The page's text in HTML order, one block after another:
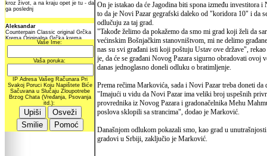
On je istakao da će Jagodina biti spona između investitora i
to da je Novi Pazar gegrafski daleko od "koridora 10" i da
odlučuju za taj grad.
"Takođe želimo da pokažemo da smo mi grad koji želi da
većinskim Bošnjačkim stanovništvom, mi ne delimo
nas su svi građani isti koji poštuju Ustav ove države",
je, da će se građani Novog Pazara sigurno obradovati ovoj
danas jednoglasno doneli odluku o bratimljenje.
Prema rečima Markovića, sada i Novi Pazar treba doneti
"Imajući u vidu da Novi Pazar ima veliki broj uspešnih
provrednika iz Novog Pazara i gradonačelnika Mehu
poslova sklopili sa strancima", dodao je Marković.
Današnjom odlukom pokazali smo, kao grad u
gradovi u Srbiji, zaključio je Marković.